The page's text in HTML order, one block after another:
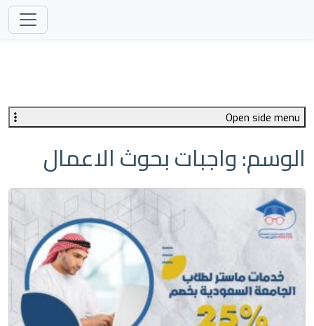
الوسم:واجبات بحوث الاعمال
Open side menu